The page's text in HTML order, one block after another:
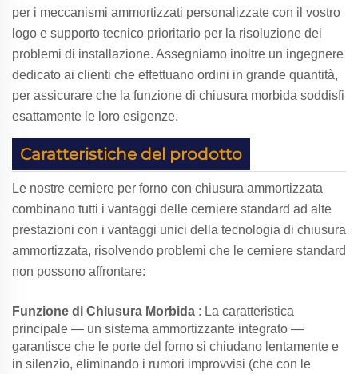
per i meccanismi ammortizzati personalizzate con il vostro
logo e supporto tecnico prioritario per la risoluzione dei
problemi di installazione. Assegniamo inoltre un ingegnere
dedicato ai clienti che effettuano ordini in grande quantità,
per assicurare che la funzione di chiusura morbida soddisfi
esattamente le loro esigenze.
Caratteristiche del prodotto
Le nostre cerniere per forno con chiusura ammortizzata
combinano tutti i vantaggi delle cerniere standard ad alte
prestazioni con i vantaggi unici della tecnologia di chiusura
ammortizzata, risolvendo problemi che le cerniere standard
non possono affrontare:
Funzione di Chiusura Morbida : La caratteristica
principale — un sistema ammortizzante integrato —
garantisce che le porte del forno si chiudano lentamente e
in silenzio, eliminando i rumori improvvisi (che con le